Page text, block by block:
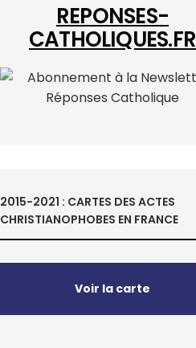
REPONSES-
CATHOLIQUES.FR
2015-2021 : CARTES DES ACTES
CHRISTIANOPHOBES EN FRANCE
Voir la carte